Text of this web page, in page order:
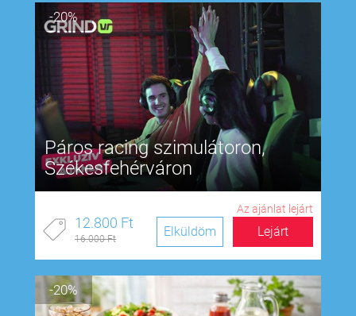
-20%
Páros racing szimulátoron,
Székesfehérváron
Az ajánlat lejárt
12.800 Ft
16.000 Ft Lejárt
Elküldöm
-20%